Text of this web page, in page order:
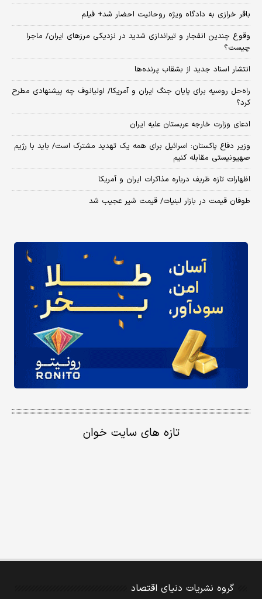
باقر خرازی به دادگاه ویژه روحانیت احضار شد+ فیلم
وقوع چندین انفجار و تیراندازی شدید در نزدیکی مرز‌های ایران/ ماجرا
چیست؟
انتشار اسناد جدید از بشقاب پرنده‌ها
راه‌حل روسیه برای پایان جنگ ایران و آمریکا/ اولیانوف چه پیشنهادی مطرح
کرد؟
ادعای وزارت خارجه عربستان علیه ایران
وزیر دفاع پاکستان: اسرائیل برای همه یک تهدید مشترک است/ باید با رژیم
صهیونیستی مقابله کنیم
اظهارات تازه ظریف درباره مذاکرات ایران و آمریکا
طوفان قیمت در بازار لبنیات/ قیمت شیر عجیب شد
تازه های سایت خوان
گروه نشریات دنیای اقتصاد